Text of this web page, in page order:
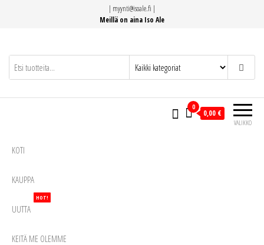
| myynti@isoale.fi |
Meillä on aina Iso Ale
VALIKKO
0
0,00 €
KOTI
KAUPPA
UUTTA
HOT!
KEITÄ ME OLEMME